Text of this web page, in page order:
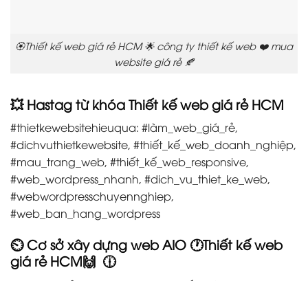
🏵️Thiết kế web giá rẻ HCM 🌟 công ty thiết kế web ❤️ mua
website giá rẻ 🍂
💥 Hastag từ khóa Thiết kế web giá rẻ HCM
#thietkewebsitehieuqua: #làm_web_giá_rẻ,
#dichvuthietkewebsite, #thiết_kế_web_doanh_nghiệp,
#mau_trang_web, #thiết_kế_web_responsive,
#web_wordpress_nhanh, #dich_vu_thiet_ke_web,
#webwordpresschuyennghiep,
#web_ban_hang_wordpress
⏲️ Cơ sở xây dựng web AIO 🕐Thiết kế web
giá rẻ HCM🙌 🕧